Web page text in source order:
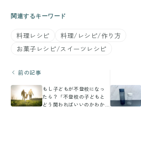
関連するキーワード
料理レシピ
料理/レシピ/作り方
お菓子レシピ/スイーツレシピ
前の記事
もし子どもが不登校になっ
たら？「不登校の子どもと
どう関わればいいのかわか